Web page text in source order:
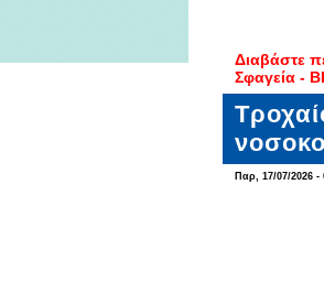
Διαβάστε
Σφαγεία -
Παρ, 17/07/2026 -